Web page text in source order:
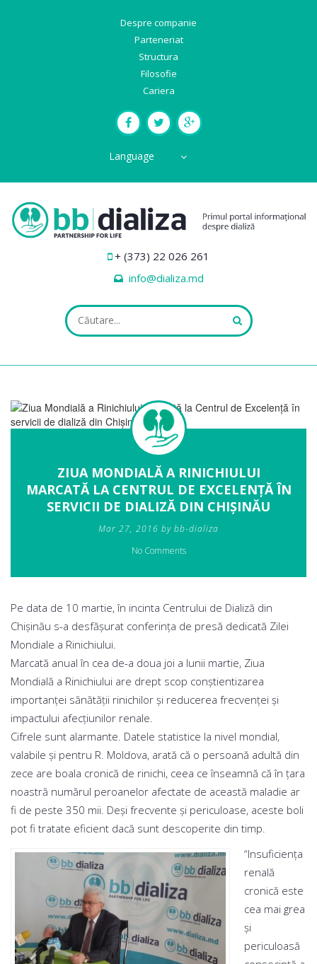
Despre companie
Parteneriat
Structura
Filosofie
Cariera
Language
ALL FIELDS ARE REQUIRED.
Close Appointment form
+ (373) 22 026 261
info@dializa.md
ZIUA MONDIALĂ A RINICHIULUI
MARCATĂ LA CENTRUL DE EXCELENŢĂ ÎN
SERVICII DE DIALIZĂ DIN CHIŞINĂU
Mar 27, 2016 by bb-dializa
No Comments
Pe data de 10 martie, în incinta Centrului de Dializă din
Chişinău s-a desfăşurat conferinţa de presă dedicată Zilei
Mondiale a Rinichiului.
Marcată anual în cea de-a doua joi a lunii martie, Ziua
Mondială a Rinichiului are drept scop conștientizarea
importanței sănătății rinichilor și reducerea frecvenței și
impactului afecțiunilor renale.
Cifrele sunt alarmante. Datele statistice la nivel mondial,
valabile şi pentru R. Moldova, arată că o persoană adultă din
zece are boala cronică de rinichi, ceea ce înseamnă că în țara
noastră numărul peroanelor afectate de această maladie ar
fi de peste 350 mii. Deși frecvente și periculoase, aceste boli
pot fi tratate eficient dacă sunt descoperite din timp.
“Insuficienţa
renală
cronică este
cea mai grea
şi
periculoasă